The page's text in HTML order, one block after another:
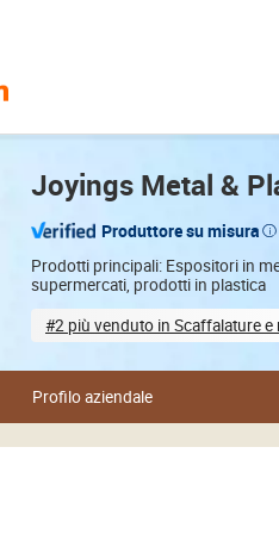
Joyings Metal &
Produttore su misura
Prodotti principali: Espositori in
supermercati, prodotti in plastica
#2 più venduto in Scaffalature
Profilo aziendale